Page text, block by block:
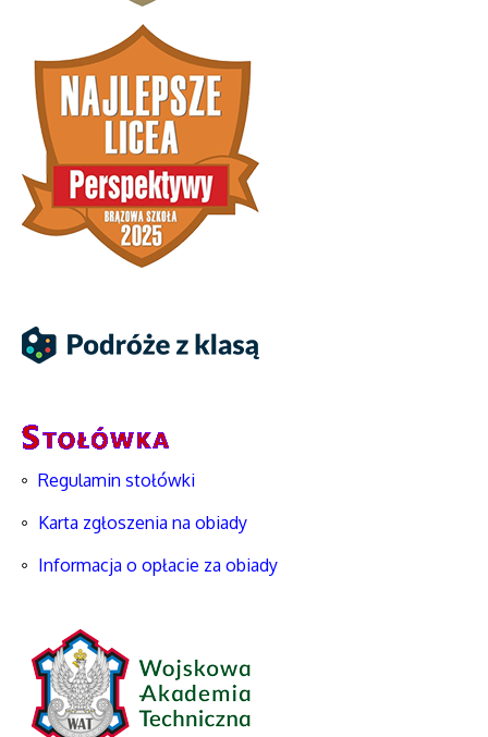
Regulamin stołówki
Karta zgłoszenia na obiady
Informacja o opłacie za obiady